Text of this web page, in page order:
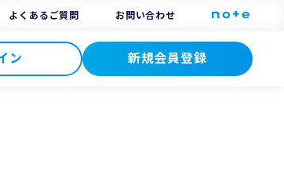
よくあるご質問 お問い合わせ
ン 新規会員登録